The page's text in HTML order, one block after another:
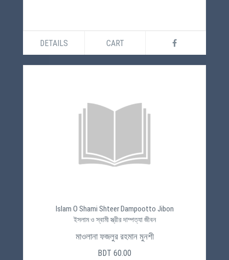
DETAILS CART
Islam O Shami Shteer Dampootto Jibon
ইসলাম ও স্বামী স্ত্রীর দাম্পত্যা জীবন
মাওলানা ফজলুর রহমান মুনশী
BDT 60.00